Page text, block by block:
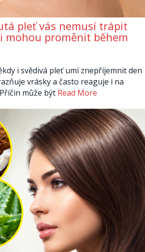
pleť vás nemusí trápit
mohou proměnit během
i svědivá pleť umí znepříjemnit den
vrásky a často reaguje i na
může být Read More